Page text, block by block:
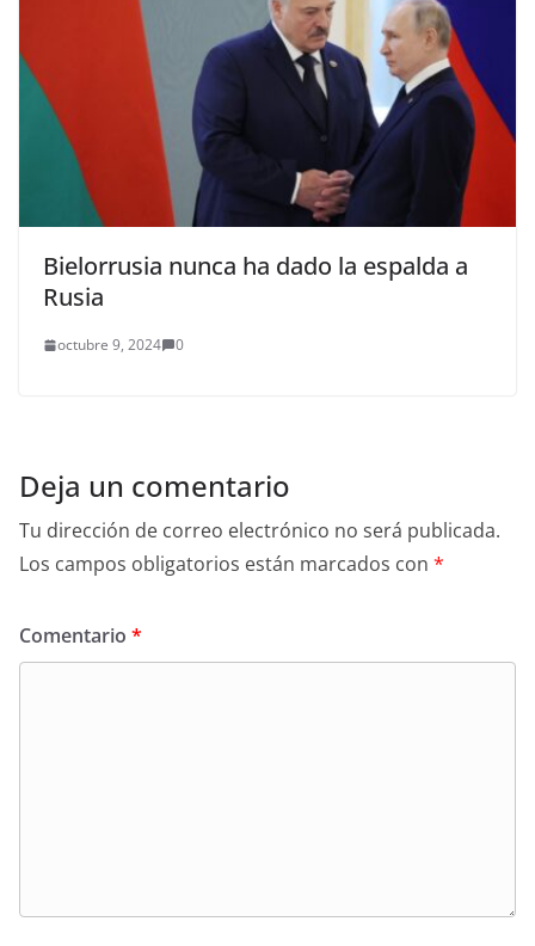
Bielorrusia nunca ha dado la espalda a
Rusia
octubre 9, 2024 0
Deja un comentario
Tu dirección de correo electrónico no será publicada.
Los campos obligatorios están marcados con *
Comentario *